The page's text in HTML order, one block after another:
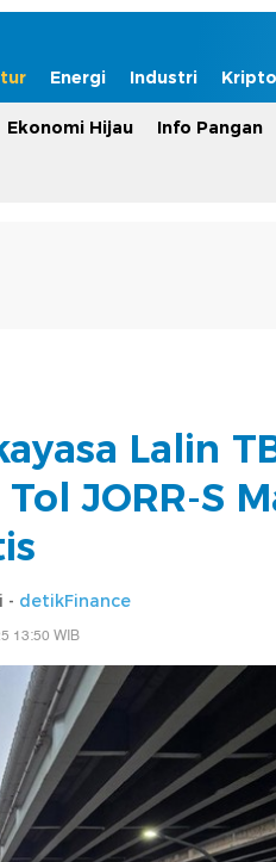
Energi Industri Kripto
Ekonomi Hijau Info Pangan
Lalin
JORR-S
- detikFinance
13:50 WIB